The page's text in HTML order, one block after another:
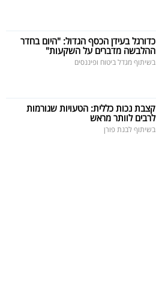
כדורגל בעידן הכסף הגדול: "היום בחדר
ההלבשה מדברים על השקעות"
בשיתוף מגדל ביטוח ופיננסים
קצבת נכות כללית: הטעויות שגורמות
לרבים לוותר מראש
בשיתוף לבנת פורן